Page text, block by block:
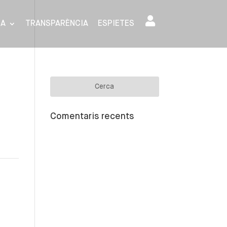
TRANSPARÈNCIA ESPIETES
Comentaris recents